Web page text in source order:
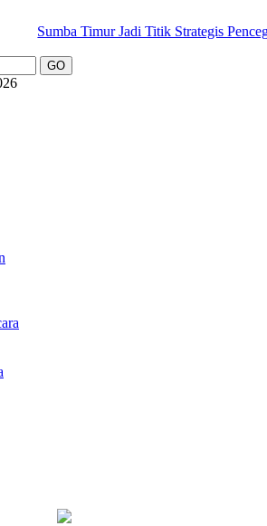
Sumba Timur Jadi Titik Strategis